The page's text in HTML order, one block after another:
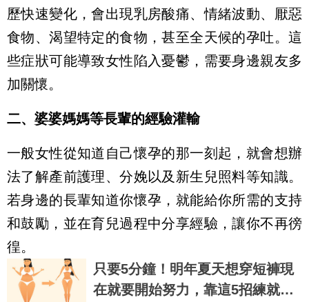
歷快速變化，會出現乳房酸痛、情緒波動、厭惡
食物、渴望特定的食物，甚至全天候的孕吐。這
些症狀可能導致女性陷入憂鬱，需要身邊親友多
加關懷。
二、婆婆媽媽等長輩的經驗灌輸
一般女性從知道自己懷孕的那一刻起，就會想辦
法了解產前護理、分娩以及新生兒照料等知識。
若身邊的長輩知道你懷孕，就能給你所需的支持
和鼓勵，並在育兒過程中分享經驗，讓你不再徬
徨。
只要5分鐘！明年夏天想穿短褲現
在就要開始努力，靠這5招練就零